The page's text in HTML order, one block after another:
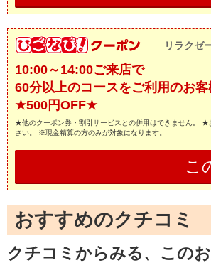
リラクゼ
10:00～14:00ご来店で
60分以上のコースをご利用のお
★500円OFF★
★他のクーポン券・割引サービスとの併用はできません。
さい。 ※現金精算の方のみが対象になります。
こ
おすすめのクチコミ
クチコミからみる、この